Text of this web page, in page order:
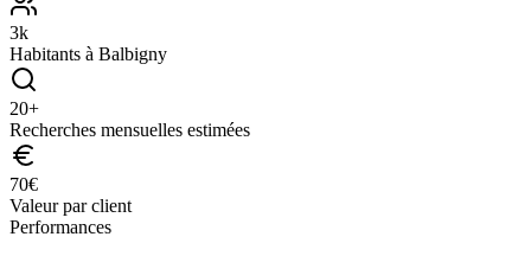
3k
Habitants à Balbigny
20+
Recherches mensuelles estimées
70€
Valeur par client
Performances